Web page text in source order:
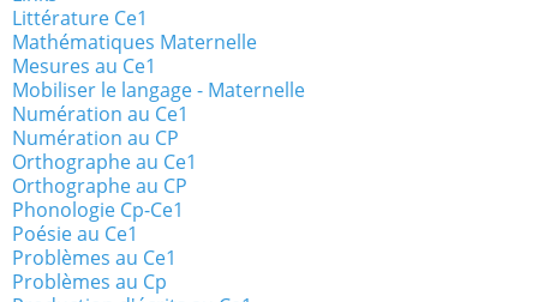
Littérature Ce1
Mathématiques Maternelle
Mesures au Ce1
Mobiliser le langage - Maternelle
Numération au Ce1
Numération au CP
Orthographe au Ce1
Orthographe au CP
Phonologie Cp-Ce1
Poésie au Ce1
Problèmes au Ce1
Problèmes au Cp